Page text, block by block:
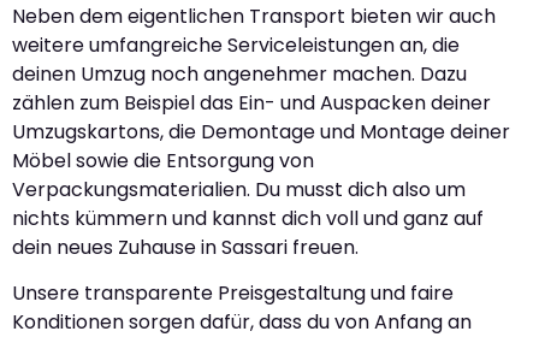
Neben dem eigentlichen Transport bieten wir auch
weitere umfangreiche Serviceleistungen an, die
deinen Umzug noch angenehmer machen. Dazu
zählen zum Beispiel das Ein- und Auspacken deiner
Umzugskartons, die Demontage und Montage deiner
Möbel sowie die Entsorgung von
Verpackungsmaterialien. Du musst dich also um
nichts kümmern und kannst dich voll und ganz auf
dein neues Zuhause in Sassari freuen.
Unsere transparente Preisgestaltung und faire
Konditionen sorgen dafür, dass du von Anfang an